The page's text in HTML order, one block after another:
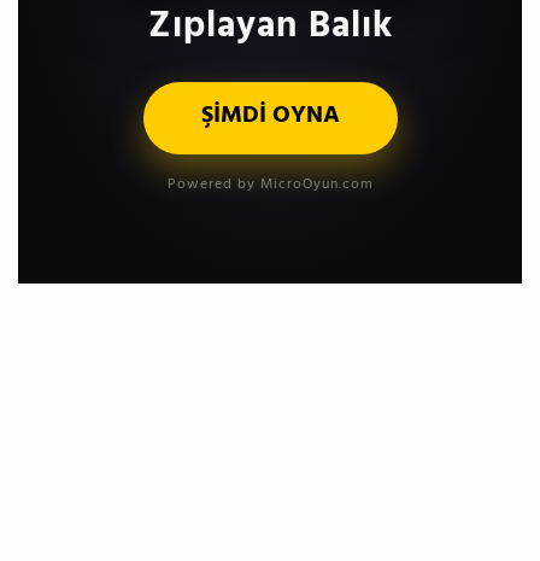
Zıplayan Balık
ŞİMDİ OYNA
Powered by MicroOyun.com